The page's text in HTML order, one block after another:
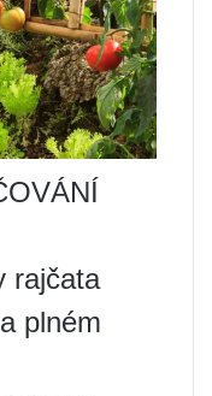
rajčata
plném